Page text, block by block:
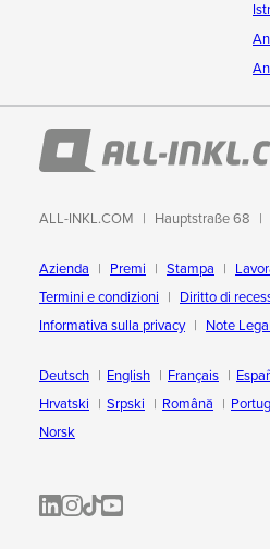
ALL-INKL.COM Hauptstraße 68
Azienda Premi Stampa
Termini e condizioni
Diritto di
Informativa sulla privacy
Note
Deutsch English Français
Hrvatski
Srpski Română
Norsk
ALL-INKL.COM | LinkedIn
ALL-INKL.COM • Instagram
ALL-INKL.COM | TikTok
ALLINKL.COM - YouTube